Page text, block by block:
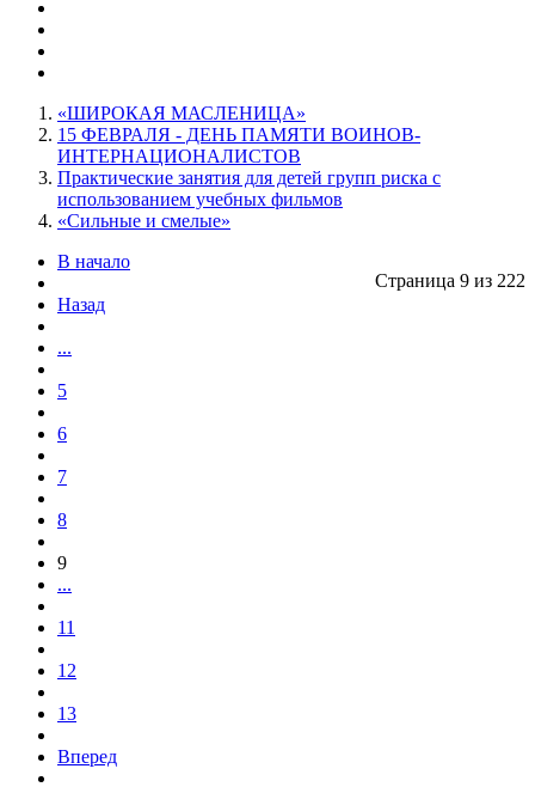
«ШИРОКАЯ МАСЛЕНИЦА»
15 ФЕВРАЛЯ - ДЕНЬ ПАМЯТИ ВОИНОВ-
ИНТЕРНАЦИОНАЛИСТОВ
Практические занятия для детей групп риска с
использованием учебных фильмов
«Сильные и смелые»
Страница 9 из 222
В начало
Назад
...
5
6
7
8
9
...
11
12
13
Вперед